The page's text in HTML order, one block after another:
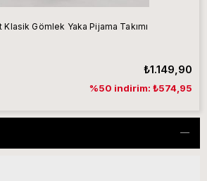
Gömlek Yaka Pijama Takımı
₺1.149,90
%50 indirim: ₺574,95